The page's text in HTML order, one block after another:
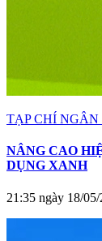
TẠP CHÍ NGÂN
NÂNG CAO
DỤNG XANH
21:35 ngày 18/